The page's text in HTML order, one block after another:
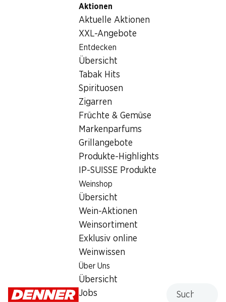
Aktionen
Aktuelle Aktionen
XXL-Angebote
Entdecken
Übersicht
Tabak Hits
Spirituosen
Zigarren
Früchte & Gemüse
Markenparfums
Grillangebote
Produkte-Highlights
IP-SUISSE Produkte
Weinshop
Übersicht
Wein-Aktionen
Weinsortiment
Exklusiv online
Weinwissen
Über Uns
Übersicht
Jobs
Lebensmittel
Milch/Käse/Eier
Denner Barista Haferdrink bio
Denner Barista Haferdrink bio